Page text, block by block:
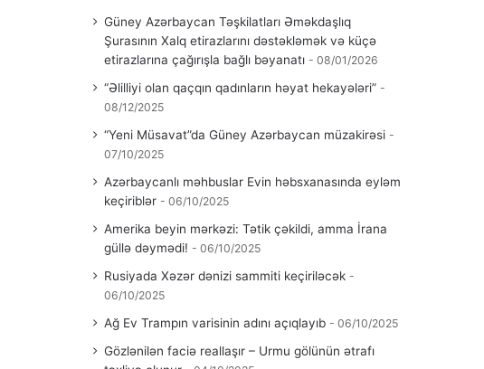
Güney Azərbaycan Təşkilatları Əməkdaşlıq
Şurasının Xalq etirazlarını dəstəkləmək və küçə
etirazlarına çağırışla bağlı bəyanatı
08/01/2026
“Əlilliyi olan qaçqın qadınların həyat hekayələri”
08/12/2025
“Yeni Müsavat”da Güney Azərbaycan müzakirəsi
07/10/2025
Azərbaycanlı məhbuslar Evin həbsxanasında eyləm
keçiriblər
06/10/2025
Amerika beyin mərkəzi: Tətik çəkildi, amma İrana
güllə dəymədi!
06/10/2025
Rusiyada Xəzər dənizi sammiti keçiriləcək
06/10/2025
Ağ Ev Trampın varisinin adını açıqlayıb 06/10/2025
Gözlənilən faciə reallaşır – Urmu gölünün ətrafı